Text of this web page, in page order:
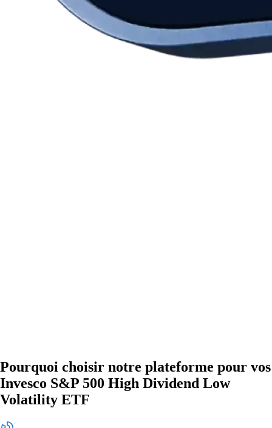
Pourquoi choisir notre plateforme pour vos
Invesco S&P 500 High Dividend Low
Volatility ETF